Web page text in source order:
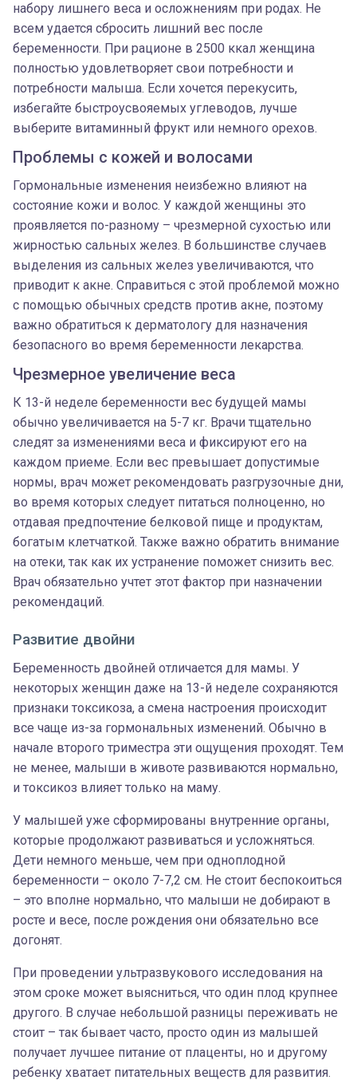
набору лишнего веса и осложнениям при родах. Не
всем удается сбросить лишний вес после
беременности. При рационе в 2500 ккал женщина
полностью удовлетворяет свои потребности и
потребности малыша. Если хочется перекусить,
избегайте быстроусвояемых углеводов, лучше
выберите витаминный фрукт или немного орехов.
Проблемы с кожей и волосами
Гормональные изменения неизбежно влияют на
состояние кожи и волос. У каждой женщины это
проявляется по-разному – чрезмерной сухостью или
жирностью сальных желез. В большинстве случаев
выделения из сальных желез увеличиваются, что
приводит к акне. Справиться с этой проблемой можно
с помощью обычных средств против акне, поэтому
важно обратиться к дерматологу для назначения
безопасного во время беременности лекарства.
Чрезмерное увеличение веса
К 13-й неделе беременности вес будущей мамы
обычно увеличивается на 5-7 кг. Врачи тщательно
следят за изменениями веса и фиксируют его на
каждом приеме. Если вес превышает допустимые
нормы, врач может рекомендовать разгрузочные дни,
во время которых следует питаться полноценно, но
отдавая предпочтение белковой пище и продуктам,
богатым клетчаткой. Также важно обратить внимание
на отеки, так как их устранение поможет снизить вес.
Врач обязательно учтет этот фактор при назначении
рекомендаций.
Развитие двойни
Беременность двойней отличается для мамы. У
некоторых женщин даже на 13-й неделе сохраняются
признаки токсикоза, а смена настроения происходит
все чаще из-за гормональных изменений. Обычно в
начале второго триместра эти ощущения проходят. Тем
не менее, малыши в животе развиваются нормально,
и токсикоз влияет только на маму.
У малышей уже сформированы внутренние органы,
которые продолжают развиваться и усложняться.
Дети немного меньше, чем при одноплодной
беременности – около 7-7,2 см. Не стоит беспокоиться
– это вполне нормально, что малыши не добирают в
росте и весе, после рождения они обязательно все
догонят.
При проведении ультразвукового исследования на
этом сроке может выясниться, что один плод крупнее
другого. В случае небольшой разницы переживать не
стоит – так бывает часто, просто один из малышей
получает лучшее питание от плаценты, но и другому
ребенку хватает питательных веществ для развития.